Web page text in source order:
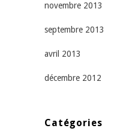
novembre 2013
septembre 2013
avril 2013
décembre 2012
Catégories